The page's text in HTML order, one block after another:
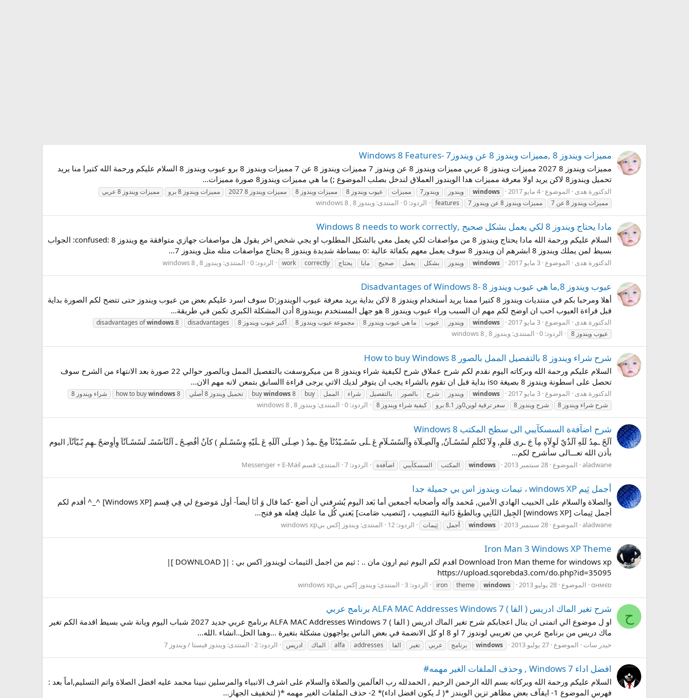
مميزات ويندوز 8 ,مميزات ويندوز 8 عن ويندوز7 -Windows 8 Features
مميزات ويندوز 8 2027 مميزات ويندوز 8 عربي مميزات ويندوز 8 عن ويندوز 7 مميزات ويندوز 8 عن 7 مميزات ويندوز 8 برو عيوب ويندوز 8 السلام عليكم ورحمة الله كتيرا منا يريد
تحميل ويندوز8 لاكن يريد اولا معرفة مميزات هدا الويندوز العملاق لندخل بصلب الموضوع ;) ما هي مميزات ويندوز8 صورة مميزات...
الدكتورة هدى الموضوع 4 مايو 2017 windows ويندوز ويندوز7 مميزات عيوب ويندوز 8 مميزات ويندوز 8 مميزات ويندوز 8 2027 مميزات ويندوز 8 برو
مميزات ويندوز 8 عربي
مميزات ويندوز 8 عن 7
مميزات ويندوز 8 عن ويندوز 7 features الردود: 0 المنتدى: ويندوز 8 , windows 8
مادا يحتاج ويندوز 8 لكي يعمل بشكل صحيح ,Windows 8 needs to work correctly
السلام عليكم ورحمة الله مادا يحتاج ويندوز 8 من مواصفات لكي يعمل معي بالشكل المطلوب او يجي شخص اخر يقول هل مواصفات جهازي متوافقة مع ويندوز 8 :confused: الجواب
بسيط لمن يملك ويندوز 8 ابشرهم ان ويندوز 8 سوف يعمل معهم بكفائة عالية :o ببساطة شديدة ويندوز 8 يحتاج مواصفات متله متل ويندوز 7...
الدكتورة هدى الموضوع 3 مايو 2017 windows ويندوز بشكل يعمل صحيح مايا يحتاج correctly
work الردود: 0 المنتدى: ويندوز 8 , windows 8
عيوب ويندوز 8,ما هي عيوب ويندوز 8 -Disadvantages of Windows 8
أهلا ومرحبا بكم في منتديات ويندوز 8 كتيرا ممنا يريد أستخدام ويندوز 8 لاكن بداية يريد معرفة عيوب الويندوز:D سوف اسرد عليكم بعض من عيوب ويندوز حتى تتضح لكم الصورة بداية
قبل قراءة العيوب احب ان اوضح لكم مهم ان السبب وراء عيوب ويندوز 8 هو جهل المستخدم بويندوز8 أدن المشكلة الكبرى تكمن في طريقة...
الدكتورة هدى الموضوع 3 مايو 2017 windows ويندوز عيوب ما هي عيوب ويندوز 8 مجموعة عيوب ويندوز 8 أكبر عيوب ويندوز 8 disadvantages
disadvantages ofwindows8
عيوب ويندوز 8
الردود: 0 المنتدى: ويندوز 8 , windows 8
شرح شراء ويندوز 8 بالتفصيل الممل بالصور How to buy Windows 8
السلام عليكم ورحمة الله وبركاته اليوم نقدم لكم شرح عملاق شرح لكيفية شراء ويندوز 8 من ميكروسفت بالتفصيل الممل وبالصور حوالي 22 صورة بعد الانتهاء من الشرح سوف
تحصل على اسطونة ويندوز 8 بصيغة iso بداية قبل ان تقوم بالشراء يجب ان يتوفر لديك الاتي يرجى قراءة االسابق بتمعن لانه مهم الان...
الدكتورة هدى الموضوع 3 مايو 2017 windows ويندوز شرح بالصور بالتفصيل شراء الممل buy
buywindows8 تحميل ويندوز 8 أصلي how to buywindows8
شراء ويندوز 8
شرح شراء ويندوز 8
شرح ويندوز 8 سعر ترقية لوين0وز 8.1 برو كيفية شراء ويندوز 8 الردود: 0 المنتدى: ويندوز 8 , windows 8
شرح اضآفةة السسكآيبي الى سطح المكتب Windows 8
آلَحً ـمِدُ لَلَهِ آلَذٌيّ لَوِلَآهِ مِآ جَ ـرى قَلَمِ, وِلَآ تُكلَمِ لَسًسًـآنٌ, وِآلَصِـلَآة وِآلَسًسًـلَآمِ عَ ـلَى سًسًـيّدُنٌآ مِحً ـمِدُ ( صِـلَى آلَلَهِ عَ ـلَيّهِ وِسًسًـلَمِ ) كآنٌ أفُصِـحً ـ آلَنٌآسًسًـ لَسًسًـآنٌآ وِأوِضحً ـهِمِ بّـيّآنٌآ, اليوم
بأذن الله تعـــالى سأشرح لكم...
aladwane الموضوع 28 سبتمبر 2013 windows المكتب السسكآيبي اضآفةة الردود: 7 المنتدى: قسم Messenger + E-Mail
أجمل ثِيم windows XP ، تيمات ويندوز اس بي جميلة جدا
والصلاة والسلام على الحبيب الهادي الأمين, مُحمد وآله وأصحابه أجمعين أما بَعد اليوم يُشرفني أن أضع -كما قال وَ أنَا أيضاً- أول مَوضوع لي فِي قِسم [Windows XP] ^_^ أقدم لكم
أجمل ثِيمات [windows XP] الجِيل الثَانِي وبالطبعَ ذَاتية التَنصِيب ، [تَنصيب صَامت] يَعني كُل ما عليك فِعله هو فتح...
aladwane الموضوع 28 سبتمبر 2013 windows أجمل ثِيمات الردود: 12 المنتدى: ويندوز إكس بيwindows xp
Iron Man 3 Windows XP Theme
Download Iron Man theme for windows xp اقدم لكم اليوم ثيم ارون مان .. : ثيم من اجمل الثيمات لويندوز اكس بي : |[ DOWNLOAD ]|
https://upload.sqorebda3.com/do.php?id=35095
αнмєɒ الموضوع 28 يوليو 2013 windows
theme
iron الردود: 3 المنتدى: ويندوز إكس بيwindows xp
ح شرح تغير الماك ادريس ( الفا ) ALFA MAC Addresses Windows 7 برنامج عربي
او ل موضوع الي اتمنى ان ينال اعجابكم شرح تغير الماك ادريس ( الفا ) ALFA MAC Addresses Windows 7 برنامج عربي جديد 2027 شباب اليوم ويانة شي بسيط اقدمة الكم تغير
ماك دريس من برنامج عربي من تعريبي لوندوز 7 او 8 او كل الانضمة في بعض الناس يواجهون مشكلة بتغيرة ...وهنا الحل..انشاء .الله...
حيدر سات الموضوع 27 يوليو 2013 windows برنامج عربي تغير الفا addresses
alfa الماك ادريس الردود: 2 المنتدى: ويندوز فيستا / ويندوز 7
افضل اداء Windows 7 , وحذف الملفات الغير مهمه#
السلام عليكم ورحمة الله وبركاته بسم الله الرحمن الرحيم , الحمدلله رب العآلمين والصلاة والسلام على اشرف الانبياء والمرسلين نبينا محمد عليه افضل الصلاة واتم التسليم,اماً بعد :
فهرسِ الموضوع 1- ايقآف بعض مظاهر تزين الويندز *( لـ يكون افضل اداء)* 2- حذف الملفات الغير مهمه *( لتخفيف الجهاز...